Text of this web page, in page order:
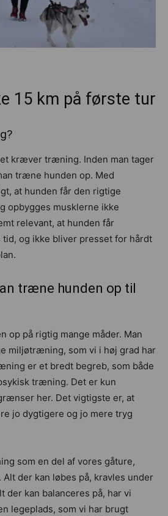
15 km på første tur
kræver træning. Inden man tager
træne hunden op. Med
at hunden får den rigtige
opbygges musklerne ikke
relevant, at hunden får
og ikke bliver presset for hårdt
træne hunden op til
op på rigtig mange måder. Man
miljøtræning, som vi i høj grad har
er et bredt begreb, som både
træning. Det er kun
her. Det vigtigste er, at
jo dygtigere og jo mere tryg
som en del af vores gåture,
Alt der kan løbes på, kravles under
der kan balanceres på, har vi
legeplads, som vi har brugt